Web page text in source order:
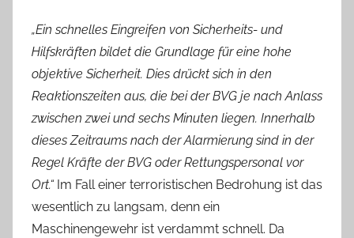
„Ein schnelles Eingreifen von Sicherheits- und
Hilfskräften bildet die Grundlage für eine hohe
objektive Sicherheit. Dies drückt sich in den
Reaktionszeiten aus, die bei der BVG je nach Anlass
zwischen zwei und sechs Minuten liegen. Innerhalb
dieses Zeitraums nach der Alarmierung sind in der
Regel Kräfte der BVG oder Rettungspersonal vor
Ort.“ Im Fall einer terroristischen Bedrohung ist das
wesentlich zu langsam, denn ein
Maschinengewehr ist verdammt schnell. Da